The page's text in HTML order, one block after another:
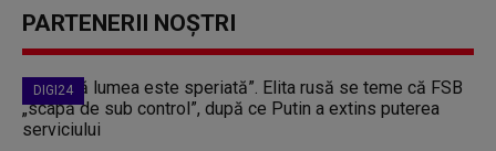
PARTENERII NOȘTRI
DIGI24